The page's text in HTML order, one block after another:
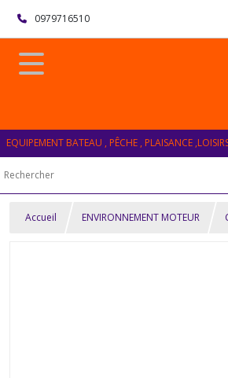
0979716510
EQUIPEMENT BATEAU , PÊCHE , PLAISANCE
Accueil ENVIRONNEMENT MOTEUR